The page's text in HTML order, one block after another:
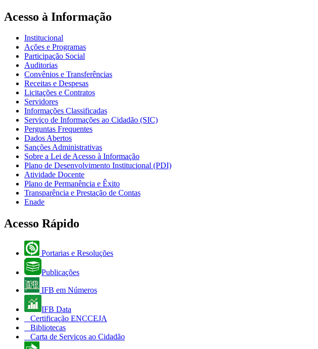
Acesso à Informação
Institucional
Ações e Programas
Participação Social
Auditorias
Convênios e Transferências
Receitas e Despesas
Licitações e Contratos
Servidores
Informações Classificadas
Serviço de Informações ao Cidadão (SIC)
Perguntas Frequentes
Dados Abertos
Sanções Administrativas
Sobre a Lei de Acesso à Informação
Plano de Desenvolvimento Institucional (PDI)
Atividade Docente
Plano de Permanência e Êxito
Transparência e Prestação de Contas
Enade
Acesso Rápido
Portarias e Resoluções
Publicações
IFB em Números
IFB Data
Certificação ENCCEJA
Bibliotecas
Carta de Serviços ao Cidadão